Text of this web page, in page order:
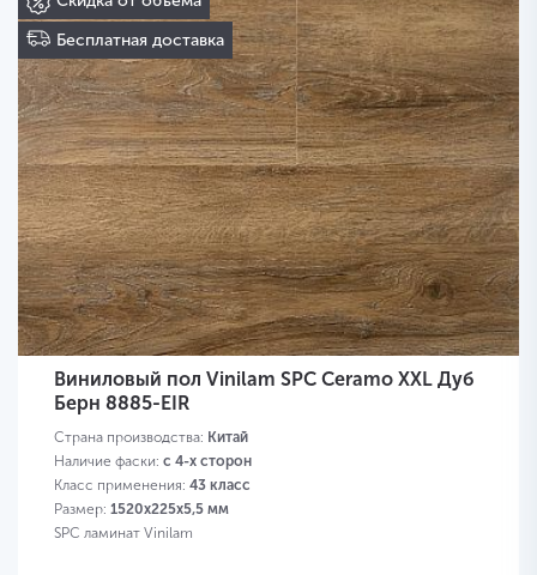
Бесплатная доставка
Виниловый пол Vinilam SPC Ceramo XXL Дуб
Берн 8885-EIR
Страна производства: Китай
Наличие фаски: с 4-х сторон
Класс применения: 43 класс
Размер: 1520х225х5,5 мм
SPC ламинат Vinilam